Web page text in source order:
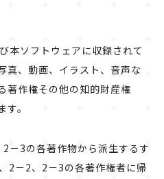
本ソフトウェアに収録されて
真、動画、イラスト、音声な
著作権その他の知的財産権
。
－3の各著作物から派生するす
2－2、2－3の各著作権者に帰